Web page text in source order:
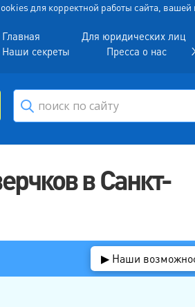
для корректной работы сайта,
Главная Для юридических лиц
Наши секреты
Пресса о нас
в Санкт-
▶ Наши